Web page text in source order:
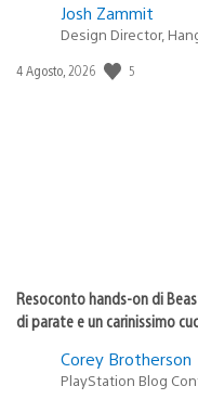
Josh Zammit
Design Director,
Data
4 Agosto, 2026 5
Resoconto hands-on di
di parate e un carinissimo
Corey Brotherson
PlayStation Blog